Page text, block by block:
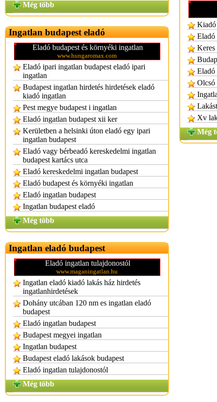
Még több
Ingatlan budapest eladó
Eladó budapest és környéki ingatlan
www.hungaromax.com
Eladó ipari ingatlan budapest eladó ipari
ingatlan
Budapest ingatlan hirdetés hirdetések eladó
kiadó ingatlan
Pest megye budapest i ingatlan
Eladó ingatlan budapest xii ker
Kerületben a helsinki úton eladó egy ipari
ingatlan budapest
Eladó vagy bérbeadó kereskedelmi ingatlan
budapest kartács utca
Eladó kereskedelmi ingatlan budapest
Eladó budapest és környéki ingatlan
Eladó ingatlan budapest
Ingatlan budapest eladó
Még több
Ingatlan eladó budapest
Eladó ingatlan tulajdonostól
www.maganingatlan.hu
Ingatlan eladó kiadó lakás ház hirdetés
ingatlanhirdetések
Dohány utcában 120 nm es ingatlan eladó
budapest
Eladó ingatlan budapest
Budapest megyei ingatlan
Ingatlan budapest
Budapest eladó lakások budapest
Eladó ingatlan tulajdonostól
Még több
Kiadó
Eladó
Keres
Eladó
Olcsó
Xv
Még